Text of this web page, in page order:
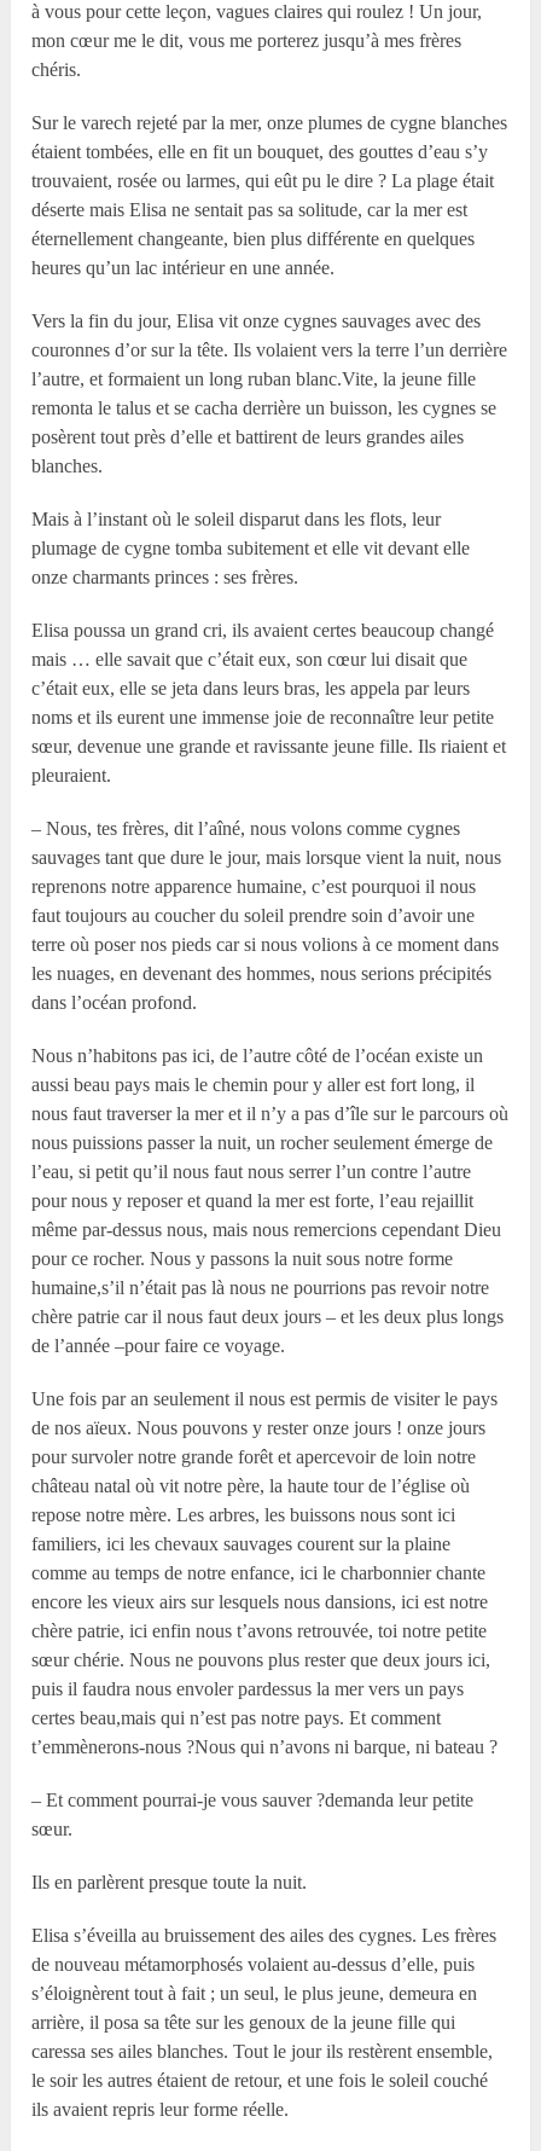
à vous pour cette leçon, vagues claires qui roulez ! Un jour,
mon cœur me le dit, vous me porterez jusqu’à mes frères
chéris.
Sur le varech rejeté par la mer, onze plumes de cygne blanches
étaient tombées, elle en fit un bouquet, des gouttes d’eau s’y
trouvaient, rosée ou larmes, qui eût pu le dire ? La plage était
déserte mais Elisa ne sentait pas sa solitude, car la mer est
éternellement changeante, bien plus différente en quelques
heures qu’un lac intérieur en une année.
Vers la fin du jour, Elisa vit onze cygnes sauvages avec des
couronnes d’or sur la tête. Ils volaient vers la terre l’un derrière
l’autre, et formaient un long ruban blanc.Vite, la jeune fille
remonta le talus et se cacha derrière un buisson, les cygnes se
posèrent tout près d’elle et battirent de leurs grandes ailes
blanches.
Mais à l’instant où le soleil disparut dans les flots, leur
plumage de cygne tomba subitement et elle vit devant elle
onze charmants princes : ses frères.
Elisa poussa un grand cri, ils avaient certes beaucoup changé
mais … elle savait que c’était eux, son cœur lui disait que
c’était eux, elle se jeta dans leurs bras, les appela par leurs
noms et ils eurent une immense joie de reconnaître leur petite
sœur, devenue une grande et ravissante jeune fille. Ils riaient et
pleuraient.
– Nous, tes frères, dit l’aîné, nous volons comme cygnes
sauvages tant que dure le jour, mais lorsque vient la nuit, nous
reprenons notre apparence humaine, c’est pourquoi il nous
faut toujours au coucher du soleil prendre soin d’avoir une
terre où poser nos pieds car si nous volions à ce moment dans
les nuages, en devenant des hommes, nous serions précipités
dans l’océan profond.
Nous n’habitons pas ici, de l’autre côté de l’océan existe un
aussi beau pays mais le chemin pour y aller est fort long, il
nous faut traverser la mer et il n’y a pas d’île sur le parcours où
nous puissions passer la nuit, un rocher seulement émerge de
l’eau, si petit qu’il nous faut nous serrer l’un contre l’autre
pour nous y reposer et quand la mer est forte, l’eau rejaillit
même par-dessus nous, mais nous remercions cependant Dieu
pour ce rocher. Nous y passons la nuit sous notre forme
humaine,s’il n’était pas là nous ne pourrions pas revoir notre
chère patrie car il nous faut deux jours – et les deux plus longs
de l’année –pour faire ce voyage.
Une fois par an seulement il nous est permis de visiter le pays
de nos aïeux. Nous pouvons y rester onze jours ! onze jours
pour survoler notre grande forêt et apercevoir de loin notre
château natal où vit notre père, la haute tour de l’église où
repose notre mère. Les arbres, les buissons nous sont ici
familiers, ici les chevaux sauvages courent sur la plaine
comme au temps de notre enfance, ici le charbonnier chante
encore les vieux airs sur lesquels nous dansions, ici est notre
chère patrie, ici enfin nous t’avons retrouvée, toi notre petite
sœur chérie. Nous ne pouvons plus rester que deux jours ici,
puis il faudra nous envoler pardessus la mer vers un pays
certes beau,mais qui n’est pas notre pays. Et comment
t’emmènerons-nous ?Nous qui n’avons ni barque, ni bateau ?
– Et comment pourrai-je vous sauver ?demanda leur petite
sœur.
Ils en parlèrent presque toute la nuit.
Elisa s’éveilla au bruissement des ailes des cygnes. Les frères
de nouveau métamorphosés volaient au-dessus d’elle, puis
s’éloignèrent tout à fait ; un seul, le plus jeune, demeura en
arrière, il posa sa tête sur les genoux de la jeune fille qui
caressa ses ailes blanches. Tout le jour ils restèrent ensemble,
le soir les autres étaient de retour, et une fois le soleil couché
ils avaient repris leur forme réelle.